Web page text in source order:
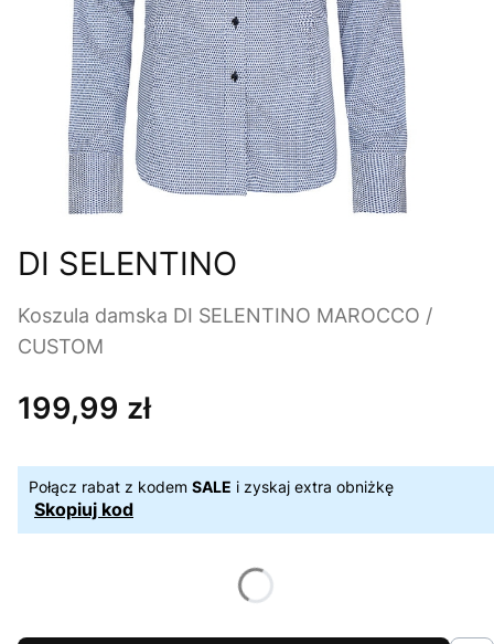
DI SELENTINO
Koszula damska DI SELENTINO MAROCCO /
CUSTOM
Cena
199,99 zł
Połącz rabat z kodem SALE i zyskaj extra obniżkę
Skopiuj kod